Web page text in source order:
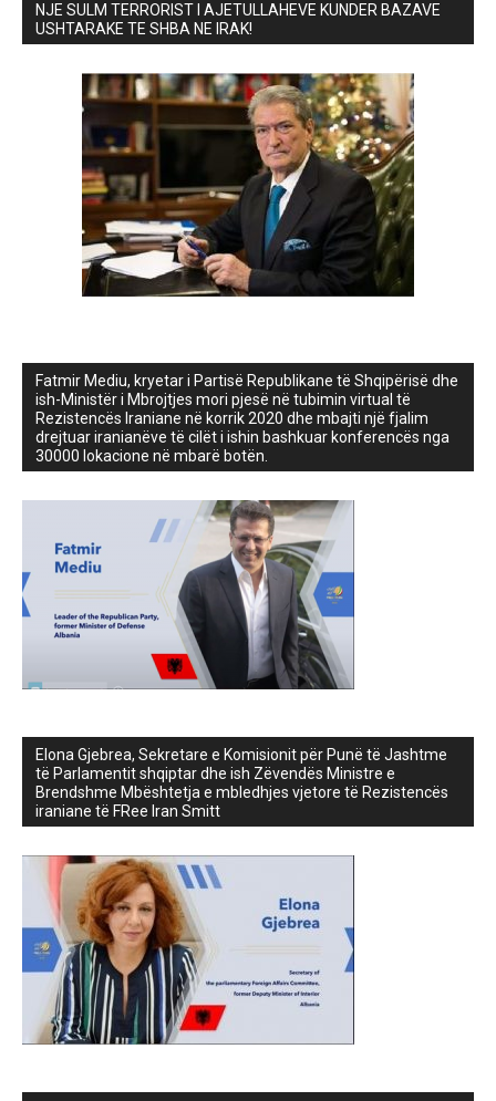
NJE SULM TERRORIST I AJETULLAHEVE KUNDER BAZAVE
USHTARAKE TE SHBA NE IRAK!
Fatmir Mediu, kryetar i Partisë Republikane të Shqipërisë dhe
ish-Ministër i Mbrojtjes mori pjesë në tubimin virtual të
Rezistencës Iraniane në korrik 2020 dhe mbajti një fjalim
drejtuar iranianëve të cilët i ishin bashkuar konferencës nga
30000 lokacione në mbarë botën.
Elona Gjebrea, Sekretare e Komisionit për Punë të Jashtme
të Parlamentit shqiptar dhe ish Zëvendës Ministre e
Brendshme Mbështetja e mbledhjes vjetore të Rezistencës
iraniane të FRee Iran Smitt